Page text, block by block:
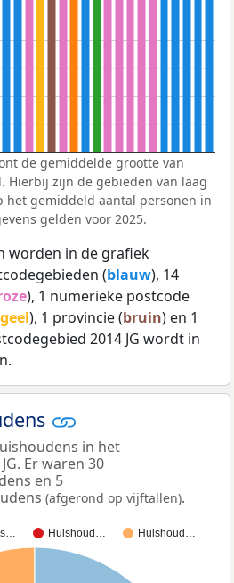
de gemiddelde grootte van
Hierbij zijn de gebieden van laag
het gemiddeld aantal personen in
gelden voor 2025.
worden in de grafiek
(blauw), 14
), 1 numerieke postcode
geel), 1 provincie (bruin) en 1
2014 JG wordt in
in het
Er waren 30
en 5
(afgerond op vijftallen).
Huishoud… Huishoud…